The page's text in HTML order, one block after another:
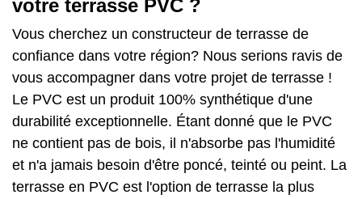
votre terrasse PVC ?
Vous cherchez un constructeur de terrasse de
confiance dans votre région? Nous serions ravis de
vous accompagner dans votre projet de terrasse !
Le PVC est un produit 100% synthétique d'une
durabilité exceptionnelle. Étant donné que le PVC
ne contient pas de bois, il n'absorbe pas l'humidité
et n'a jamais besoin d'être poncé, teinté ou peint. La
terrasse en PVC est l'option de terrasse la plus